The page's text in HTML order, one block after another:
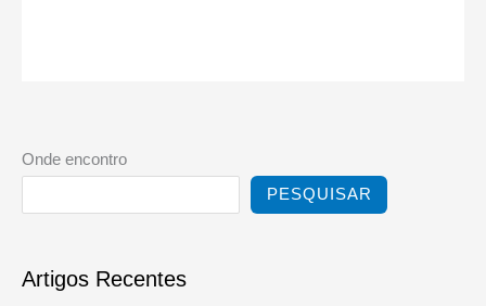
Onde encontro
PESQUISAR
Artigos Recentes